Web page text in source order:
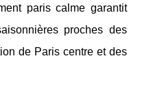
paris calme garantit
proches des
de Paris centre et des